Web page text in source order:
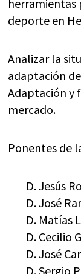
herramientas
deporte en
Analizar la
adaptación
Adaptación y
mercado.
Ponentes de
D. Jesús
D. José
D. Matías
D. Cecilio
D. José
D. Sergio